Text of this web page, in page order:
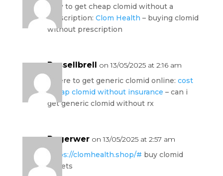
how to get cheap clomid without a
prescription: Clom Health – buying clomid
without prescription
Russellbrell on 13/05/2025 at 2:16 am
where to get generic clomid online: cost
cheap clomid without insurance – can i
get generic clomid without rx
Rogerwer on 13/05/2025 at 2:57 am
https://clomhealth.shop/# buy clomid
tablets